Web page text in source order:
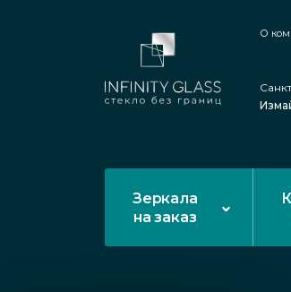
О
Зеркала
на заказ